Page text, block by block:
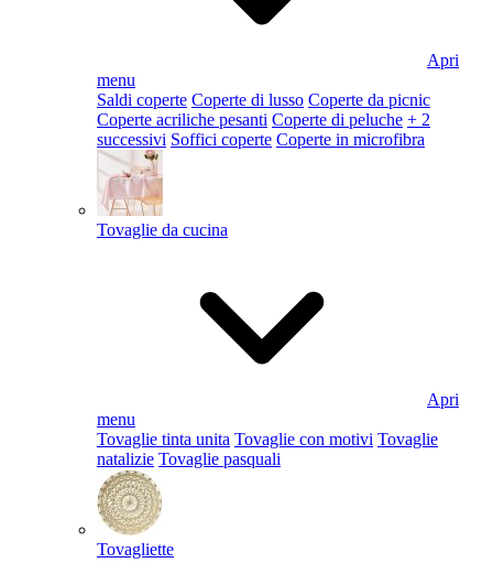
Apri
menu
Saldi coperte Coperte di lusso Coperte da picnic
Coperte acriliche pesanti Coperte di peluche + 2
successivi Soffici coperte Coperte in microfibra
Tovaglie da cucina
Apri
menu
Tovaglie tinta unita Tovaglie con motivi Tovaglie
natalizie Tovaglie pasquali
Tovagliette